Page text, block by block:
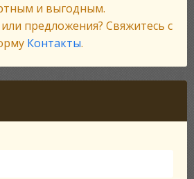
и выгодным.
предложения? Свяжитесь с
Контакты.